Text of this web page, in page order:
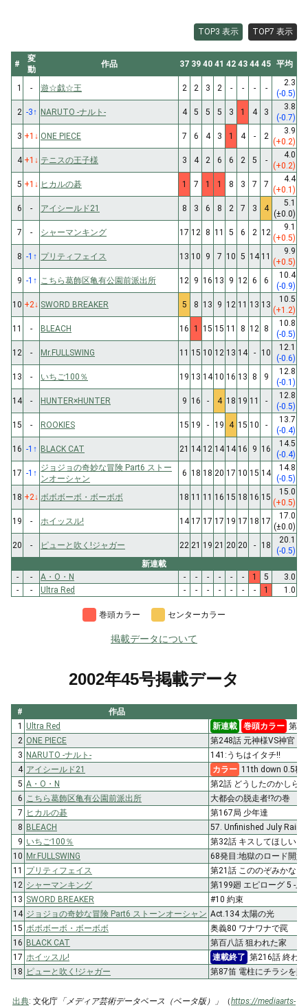
TOP3 表示 TOP7 表示
#
変
動
作品 37 39 40 41 42 43 44 45 平均
1 - 遊☆戯☆王 2 2 3 2 - - - -
2.3
(-0.5)
2 -3↑ NARUTO -ナルト- 4 5 5 5 3 1 4 3
3.8
(-0.7)
3 +1 ↓ ONE PIECE 7 6 4 3 1 4 - 2
3.9
(+0.2)
4 +1 ↓ テニスの王子様 3 4 2 6 6 2 5 -
4.0
(+0.2)
5 +1 ↓ ヒカルの碁 1 7 1 1 8 3 7 7
4.4
(+0.1)
6
- アイシールド21 8 3 6 8 2 7 3 4
5.1
(±0.0)
7
- シャーマンキング 17 12 8 11 5 6 2 12
9.1
(+0.5)
8 -1 ↑ プリティフェイス 13 10 9 7 10 5 14 11
9.9
(+0.5)
9 -1 ↑ こちら葛飾区亀有公園前派出所 12 9 16 13 9 12 6 6
10.4
(-0.9)
10 +2↓ SWORD BREAKER 5 8 13 9 12 11 13 13
10.5
(+1.2)
11
- BLEACH 16 1 15 15 11 8 12 8
10.8
(-0.5)
12
- Mr.FULLSWING 11 15 10 12 13 14 - 10
12.1
(-0.6)
13
- いちご100％ 19 13 14 10 16 13 8 9
12.8
(-0.1)
14
- HUNTER×HUNTER 9 16 - 4 18 19 11 -
12.8
(-0.5)
15
- ROOKIES 15 19 - 19 4 15 10 -
13.7
(-0.4)
16 -1 ↑ BLACK CAT 21 14 12 14 14 16 9 16
14.5
(-0.4)
17 -1 ↑
ジョジョの奇妙な冒険 Part6 ストー
ンオーシャン
6 18 18 20 17 10 15 14
14.8
(-0.5)
18 +2↓ ボボボーボ・ボーボボ 18 11 11 16 15 18 16 15
15.0
(+0.5)
19
- ホイッスル! 14 17 17 17 19 17 18 17
17.0
(±0.0)
20
- ピューと吹く!ジャガー 22 21 19 21 20 20 - 18
20.1
(-0.5)
新連載
-
- A・O・N - - - - - - 1 5
3.0
-
- Ultra Red - - - - - - - 1 1.0
巻頭カラー センターカラー
掲載データについて
2002年45号掲載データ
# 作品
1 Ultra Red 新連載 巻頭カラー 第1
2 ONE PIECE
第248話 元神様VS神官
3 NARUTO -ナルト-
141:うちはイタチ!!
4 アイシールド21 カラー 11th down 0.5秒
5 A・O・N
第2話 どうしたのかしら
6
こちら葛飾区亀有公園前派出所
大都会の脱走者!?の巻
7 ヒカルの碁
第167局 少年達
8 BLEACH
57. Unfinished July Rain
9 いちご100％
第32話 キスしてほしい
10 Mr.FULLSWING
68発目:地獄のロード開始!!
11
プリティフェイス
第21話 こののぞみかなえ
12 シャーマンキング
第199廻 エピローグ 5 -止-
13 SWORD BREAKER
#10 約束
14 ジョジョの奇妙な冒険 Part6 ストーンオーシャン Act.134 太陽の光
15 ボボボーボ・ボーボボ
奥義80 ワナワナで罠
16 BLACK CAT
第百八話 狙われた家
17 ホイッスル! 連載終了 第216話 終わ
18 ピューと吹く!ジャガー 第87笛 電柱にチラシを貼
出典: 文化庁 「メディア芸術データベース（ベータ版）」 （https://mediaarts-